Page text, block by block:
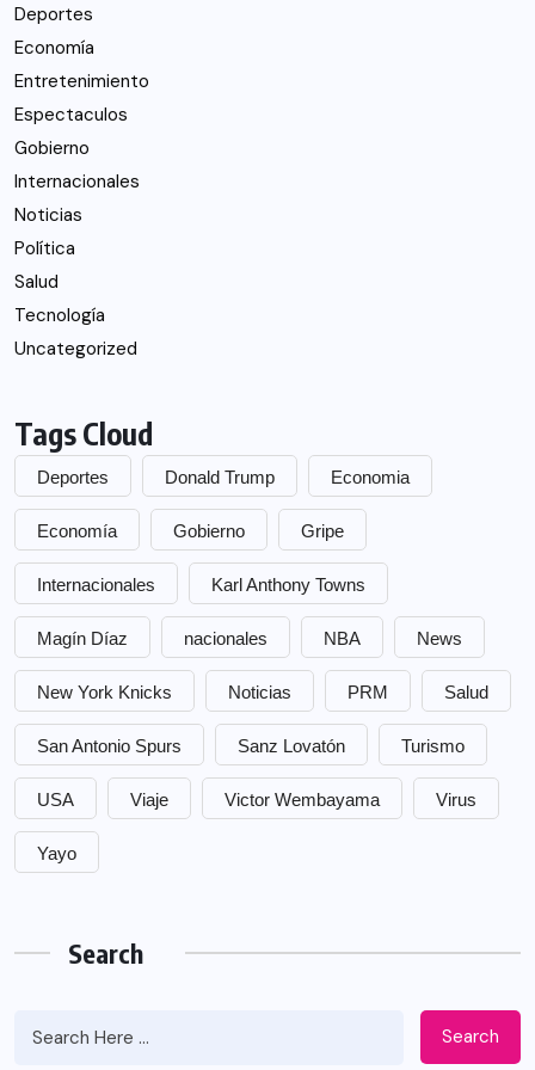
Deportes
Economía
Entretenimiento
Espectaculos
Gobierno
Internacionales
Noticias
Política
Salud
Tecnología
Uncategorized
Tags Cloud
Deportes Donald Trump Economia
Economía Gobierno Gripe
Internacionales Karl Anthony Towns
Magín Díaz nacionales NBA News
New York Knicks Noticias PRM Salud
San Antonio Spurs Sanz Lovatón Turismo
USA Viaje Victor Wembayama Virus
Yayo
Search
Search